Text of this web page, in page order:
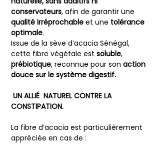
conservateurs, afin de garantir une
qualité irréprochable et une tolérance
optimale.
Issue de la sève d’acacia Sénégal,
cette fibre végétale est soluble,
prébiotique, reconnue pour son action
douce sur le système digestif.
UN ALLIÉ NATUREL CONTRE LA
CONSTIPATION.
La fibre d’acacia est particulièrement
appréciée en cas de :